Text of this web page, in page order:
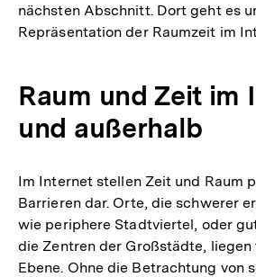
nächsten Abschnitt. Dort geht es
Repräsentation der Raumzeit im
Raum und Zeit im
und außerhalb
Im Internet stellen Zeit und Raum
Barrieren dar. Orte, die schwerer
wie periphere Stadtviertel, oder
die Zentren der Großstädte,
Ebene. Ohne die Betrachtung von